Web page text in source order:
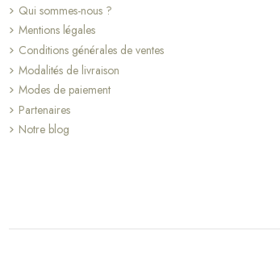
Qui sommes-nous ?
Mentions légales
Conditions générales de ventes
Modalités de livraison
Modes de paiement
Partenaires
Notre blog